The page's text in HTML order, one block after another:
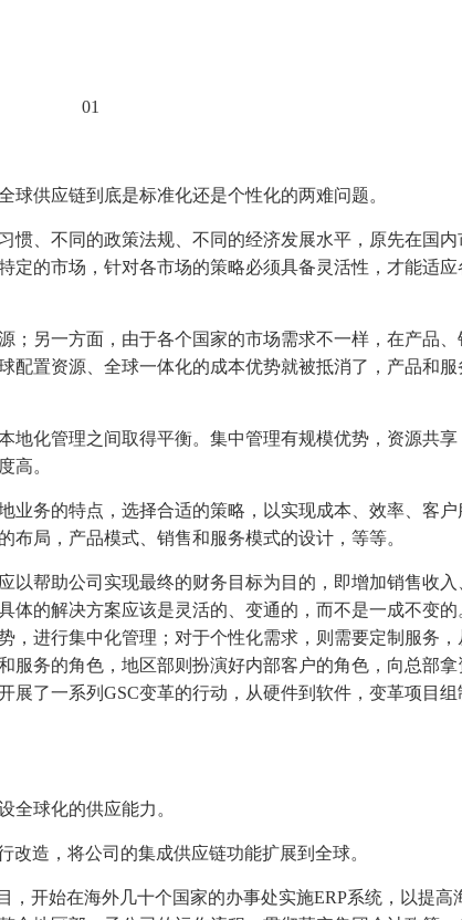
01
供应链到底是标准化还是个性化的两难问题。
惯、不同的政策法规、不同的经济发展水平，原先在国
定的市场，针对各市场的策略必须具备灵活性，才能适
另一方面，由于各个国家的市场需求不一样，在产品、
配置资源、全球一体化的成本优势就被抵消了，产品和服
地化管理之间取得平衡。集中管理有规模优势，资源共
高。
业务的特点，选择合适的策略，以实现成本、效率、客户
局，产品模式、销售和服务模式的设计，等等。
以帮助公司实现最终的财务目标为目的，即增加销售收入
体的解决方案应该是灵活的、变通的，而不是一成不变的
，进行集中化管理；对于个性化需求，则需要定制服务，
服务的角色，地区部则扮演好内部客户的角色，向总部
展了一系列GSC变革的行动，从硬件到软件，变革项目组
全球化的供应能力。
造，将公司的集成供应链功能扩展到全球。
，开始在海外几十个国家的办事处实施ERP系统，以提高